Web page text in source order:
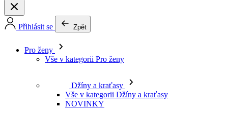
Přihlásit se Zpět
Pro ženy
Vše v kategorii Pro ženy
Džíny a kraťasy
Vše v kategorii Džíny a kraťasy
NOVINKY